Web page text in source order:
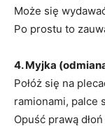
Może się
Po prostu to
4. Myjka
Połóż się na
ramionami, palce
Opuść prawą